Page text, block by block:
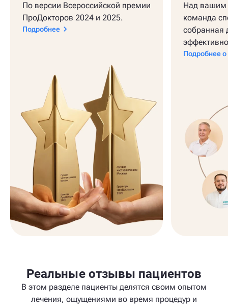
По версии Всероссийской премии
ПроДокторов 2024 и 2025.
Подробнее
Над вашим
команда
собранная
Подробнее о
Реальные отзывы пациентов
В этом разделе пациенты делятся своим опытом
лечения, ощущениями во время процедур и